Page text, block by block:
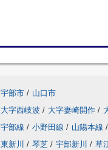
宇部市 / 山口市
大字西岐波 / 大字妻崎開作 /
宇部線 / 小野田線 / 山陽本線 /
東新川 / 琴芝 / 宇部新川 / 草